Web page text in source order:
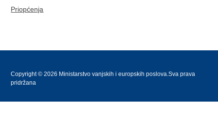
Priopćenja
Copyright © 2026 Ministarstvo vanjskih i europskih poslova.Sva prava
pridržana